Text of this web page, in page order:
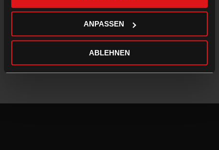
ANPASSEN
ABLEHNEN
Impressum & Datenschutz
AGB
Kontakt